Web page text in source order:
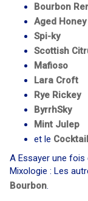
Bourbon
Aged
Spi-ky
Scottish
Mafioso
Lara Croft
Rye Rickey
ByrrhSky
Mint Julep
et le Cocktail
A Essayer une fois
Mixologie : Les
Bourbon.